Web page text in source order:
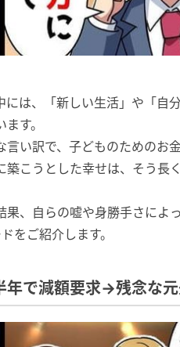
は、「新しい生活」や「自
す。
言い訳で、子どものためのお
こうとした幸せは、そう長
、自らの嘘や身勝手さによ
をご紹介します。
年で減額要求→残念な